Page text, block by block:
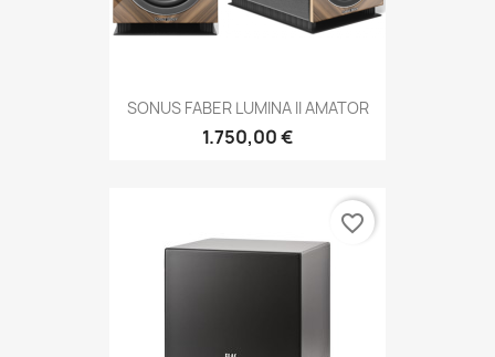
SONUS FABER LUMINA II AMATOR
1.750,00 €
favorite_border